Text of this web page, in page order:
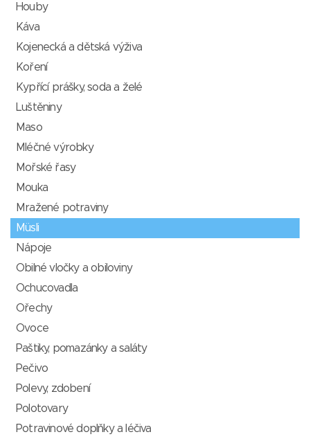
Houby
Káva
Kojenecká a dětská výživa
Koření
Kypřící prášky, soda a želé
Luštěniny
Maso
Mléčné výrobky
Mořské řasy
Mouka
Mražené potraviny
Müsli
Nápoje
Obilné vločky a obiloviny
Ochucovadla
Ořechy
Ovoce
Paštiky, pomazánky a saláty
Pečivo
Polevy, zdobení
Polotovary
Potravinové doplňky a léčiva